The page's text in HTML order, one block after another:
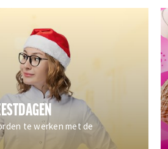
te werken met de